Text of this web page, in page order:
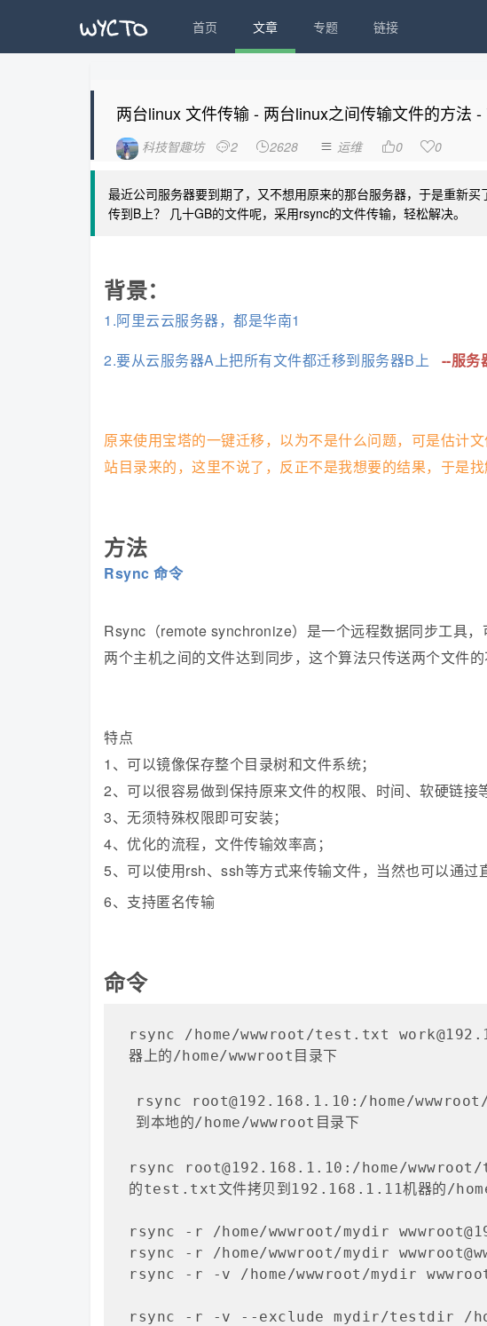
首页 文章 专题 链接
两台linux 文件传输 - 两台linux之间传输文件的方法
科技智趣坊 2 2628  运维 0 0
最近公司服务器要到期了，又不想用原来的那台服务器，于是重新
传到B上？ 几十GB的文件呢，采用rsync的文件传输，轻松解决。
背景：
1.阿里云云服务器，都是华南1
2.要从云服务器A上把所有文件都迁移到服务器B上
--服务
原来使用宝塔的一键迁移，以为不是什么问题，可是估计
站目录来的，这里不说了，反正不是我想要的结果，于是
方法
Rsync 命令
Rsync（remote synchronize）是一个远程数据同步工具
两个主机之间的文件达到同步，这个算法只传送两个文件
特点
1、可以镜像保存整个目录树和文件系统；
2、可以很容易做到保持原来文件的权限、时间、软硬链接
3、无须特殊权限即可安装；
4、优化的流程，文件传输效率高；
5、可以使用rsh、ssh等方式来传输文件，当然也可以通过
6、支持匿名传输
命令
rsync /home/wwwroot/test.txt
器上的/home/wwwroot目录下
rsync root@192.168.1.10:/home/
rsync root@192.168.1.10:/home/
的test.txt文件拷贝到192.168.1.11机器的/
rsync -r /home/wwwroot/mydir
rsync -r /home/wwwroot/mydir
rsync -r -v /home/wwwroot/mydir
rsync -r -v --exclude mydir/testdir /home/